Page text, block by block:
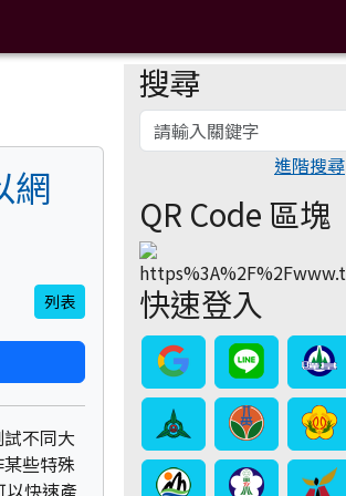
網
列表
不同大
些特殊
快速產
:::
搜尋
進階搜尋
QR Code 區塊
快速登入